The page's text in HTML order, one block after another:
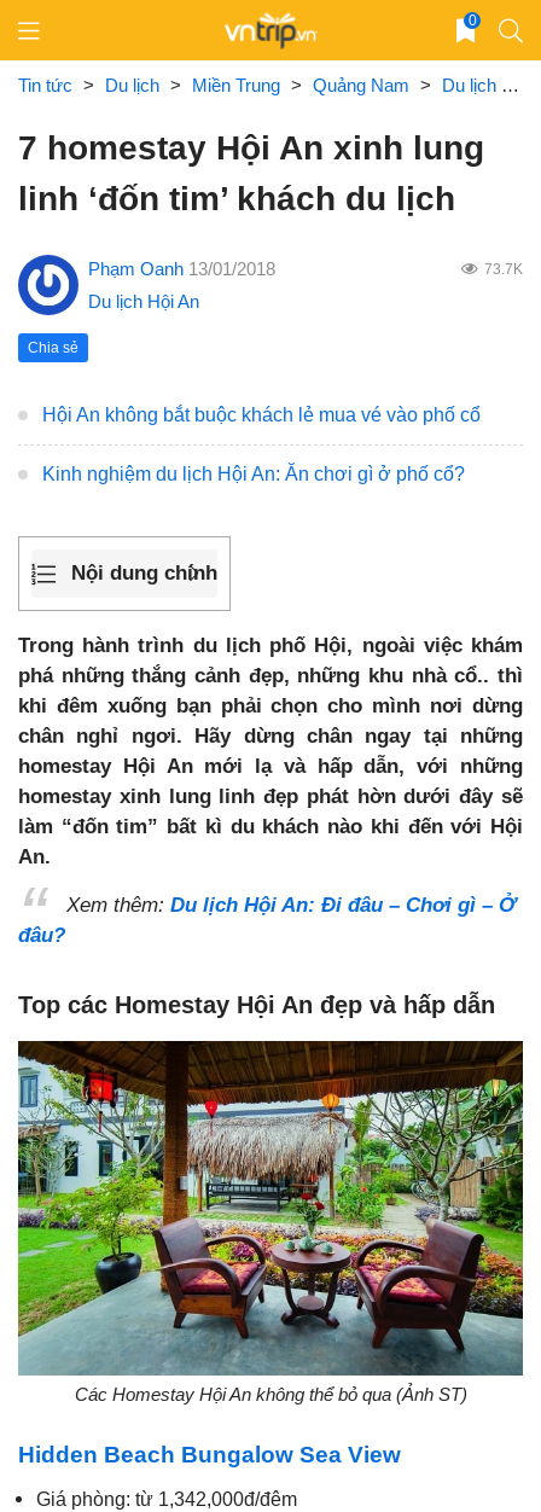
content
0
Tin tức > Du lịch > Miền Trung > Quảng Nam > Du lịch Hội An
7 homestay Hội An xinh lung
linh ‘đốn tim’ khách du lịch
Phạm Oanh 13/01/2018 73.7K
Du lịch Hội An
Chia sẻ
Hội An không bắt buộc khách lẻ mua vé vào phố cổ
Kinh nghiệm du lịch Hội An: Ăn chơi gì ở phố cổ?
Nội dung chính
Trong hành trình du lịch phố Hội, ngoài việc khám
phá những thắng cảnh đẹp, những khu nhà cổ.. thì
khi đêm xuống bạn phải chọn cho mình nơi dừng
chân nghỉ ngơi. Hãy dừng chân ngay tại những
homestay Hội An mới lạ và hấp dẫn, với những
homestay xinh lung linh đẹp phát hờn dưới đây sẽ
làm “đốn tim” bất kì du khách nào khi đến với Hội
An.
Xem thêm: Du lịch Hội An: Đi đâu – Chơi gì – Ở
đâu?
Top các Homestay Hội An đẹp và hấp dẫn
Các Homestay Hội An không thể bỏ qua (Ảnh ST)
Hidden Beach Bungalow Sea View
Giá phòng: từ 1,342,000đ/đêm